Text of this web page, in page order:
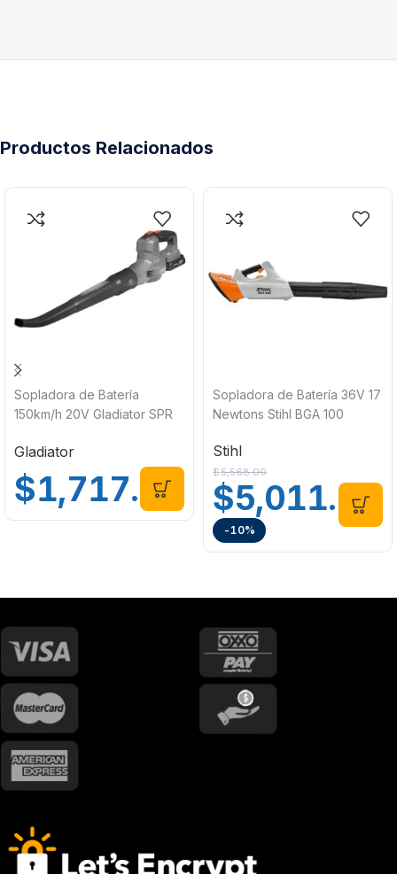
Productos Relacionados
Sopladora de Batería
150km/h 20V Gladiator SPR
Gladiator
$1,717.00
Sopladora de Batería 36V 17
Newtons Stihl BGA 100
Stihl
$5,568.00
$5,011.00
-10%